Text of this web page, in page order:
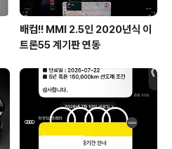
배컴!! MMI 2.5인 2020년식 이
트론55 계기판 연동